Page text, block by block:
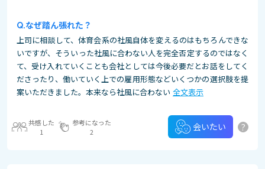
なぜ踏ん張れた？
上司に相談して、体育会系の社風自体を変えるのはもちろんできな
いですが、そういった社風に合わない人を完全否定するのではなく
て、受け入れていくことも会社としては今後必要だとお話をしてく
ださったり、働いていく上での雇用形態などいくつかの選択肢を提
案いただきました。本来なら社風に合わない 全文表示
共感した
1
参考になった
2
会いたい ?